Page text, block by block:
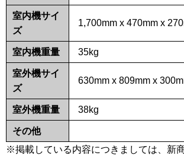
室内機サイ
ズ
1,700mm x 470mm x
室内機重量 35kg
室外機サイ
ズ
630mm x 809mm x
室外機重量 38kg
その他
※掲載している内容につきましては、新